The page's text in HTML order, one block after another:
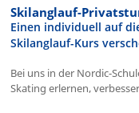
Skilanglauf-
Einen individuell auf
Skilanglauf-Kurs
Bei uns in der Nordic-
Skating erlernen,